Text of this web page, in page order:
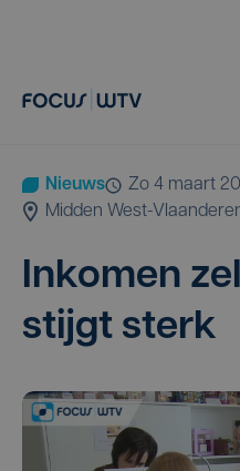
Nieuws
zo 4 maart
Midden West-
Inko­men
stijgt sterk